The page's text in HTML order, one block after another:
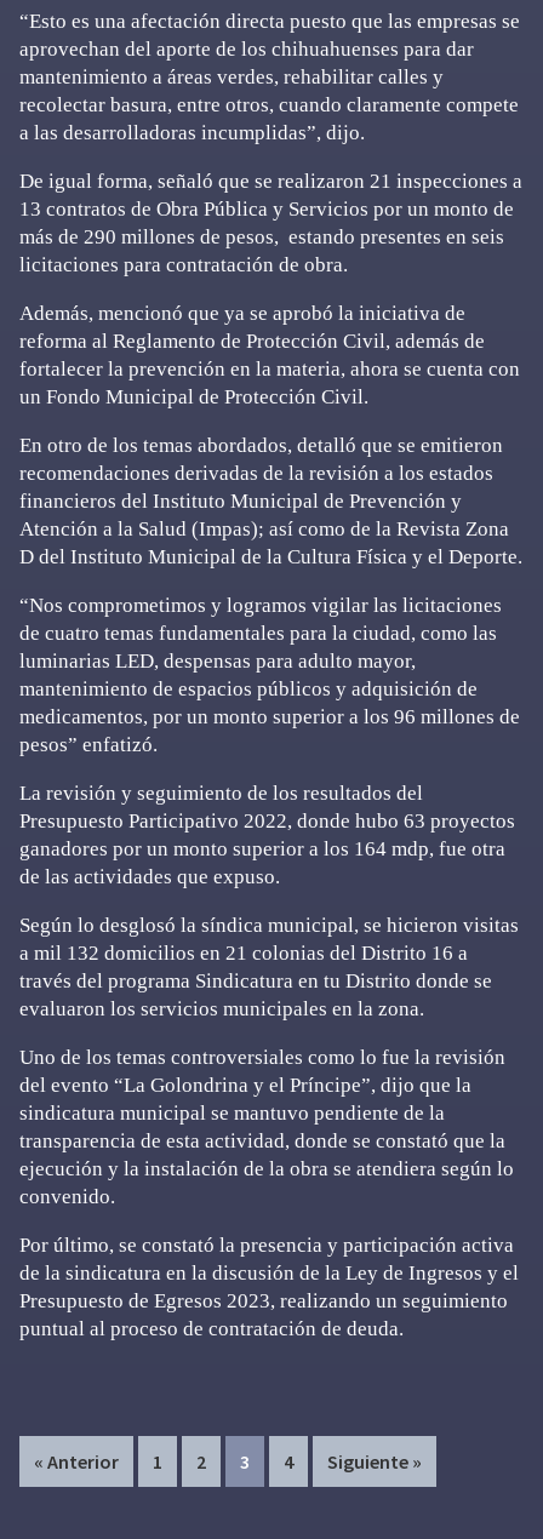
“Esto es una afectación directa puesto que las empresas se
aprovechan del aporte de los chihuahuenses para dar
mantenimiento a áreas verdes, rehabilitar calles y
recolectar basura, entre otros, cuando claramente compete
a las desarrolladoras incumplidas”, dijo.
De igual forma, señaló que se realizaron 21 inspecciones a
13 contratos de Obra Pública y Servicios por un monto de
más de 290 millones de pesos, estando presentes en seis
licitaciones para contratación de obra.
Además, mencionó que ya se aprobó la iniciativa de
reforma al Reglamento de Protección Civil, además de
fortalecer la prevención en la materia, ahora se cuenta con
un Fondo Municipal de Protección Civil.
En otro de los temas abordados, detalló que se emitieron
recomendaciones derivadas de la revisión a los estados
financieros del Instituto Municipal de Prevención y
Atención a la Salud (Impas); así como de la Revista Zona
D del Instituto Municipal de la Cultura Física y el Deporte.
“Nos comprometimos y logramos vigilar las licitaciones
de cuatro temas fundamentales para la ciudad, como las
luminarias LED, despensas para adulto mayor,
mantenimiento de espacios públicos y adquisición de
medicamentos, por un monto superior a los 96 millones de
pesos” enfatizó.
La revisión y seguimiento de los resultados del
Presupuesto Participativo 2022, donde hubo 63 proyectos
ganadores por un monto superior a los 164 mdp, fue otra
de las actividades que expuso.
Según lo desglosó la síndica municipal, se hicieron visitas
a mil 132 domicilios en 21 colonias del Distrito 16 a
través del programa Sindicatura en tu Distrito donde se
evaluaron los servicios municipales en la zona.
Uno de los temas controversiales como lo fue la revisión
del evento “La Golondrina y el Príncipe”, dijo que la
sindicatura municipal se mantuvo pendiente de la
transparencia de esta actividad, donde se constató que la
ejecución y la instalación de la obra se atendiera según lo
convenido.
Por último, se constató la presencia y participación activa
de la sindicatura en la discusión de la Ley de Ingresos y el
Presupuesto de Egresos 2023, realizando un seguimiento
puntual al proceso de contratación de deuda.
« Anterior Page
1 Page
2 Page
3 Page
4 Siguiente »